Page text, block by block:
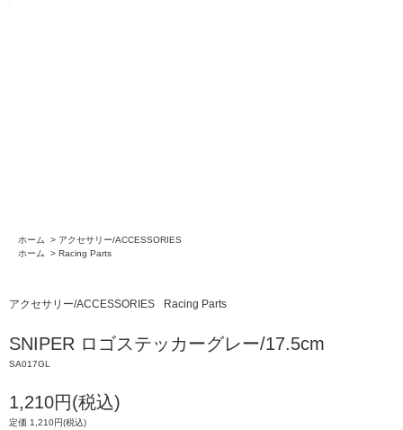
ホーム > アクセサリー/ACCESSORIES
ホーム
> Racing Parts
アクセサリー/ACCESSORIES Racing Parts
SNIPER ロゴステッカーグレー/17.5cm
SA017GL
1,210円(税込)
定価 1,210円(税込)